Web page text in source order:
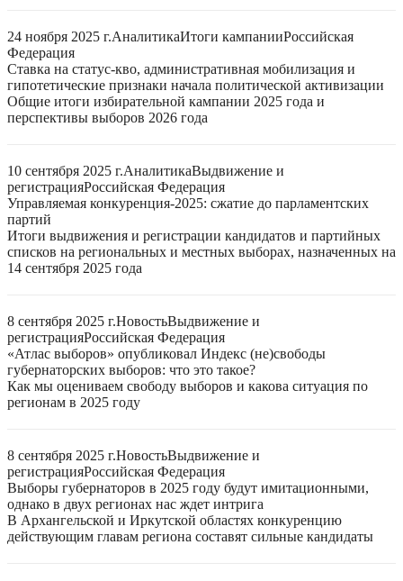
24 ноября 2025 г.АналитикаИтоги кампанииРоссийская
Федерация
Ставка на статус-кво, административная мобилизация и
гипотетические признаки начала политической активизации
Общие итоги избирательной кампании 2025 года и
перспективы выборов 2026 года
10 сентября 2025 г.АналитикаВыдвижение и
регистрацияРоссийская Федерация
Управляемая конкуренция-2025: сжатие до парламентских
партий
Итоги выдвижения и регистрации кандидатов и партийных
списков на региональных и местных выборах, назначенных на
14 сентября 2025 года
8 сентября 2025 г.НовостьВыдвижение и
регистрацияРоссийская Федерация
«Атлас выборов» опубликовал Индекс (не)свободы
губернаторских выборов: что это такое?
Как мы оцениваем свободу выборов и какова ситуация по
регионам в 2025 году
8 сентября 2025 г.НовостьВыдвижение и
регистрацияРоссийская Федерация
Выборы губернаторов в 2025 году будут имитационными,
однако в двух регионах нас ждет интрига
В Архангельской и Иркутской областях конкуренцию
действующим главам региона составят сильные кандидаты